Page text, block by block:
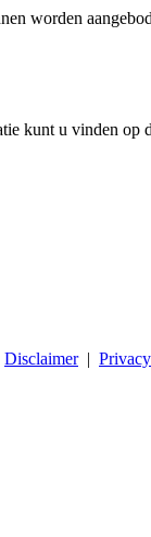
worden
kunt u vinden op
Disclaimer|